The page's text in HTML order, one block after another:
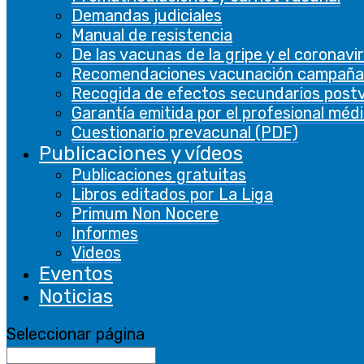
Demandas judiciales
Manual de resistencia
De las vacunas de la gripe y el
Recomendaciones vacunación
Recogida de efectos secundarios
Garantía emitida por el profesional
Cuestionario prevacunal (PDF)
Publicaciones y vídeos
Publicaciones gratuitas
Libros editados por La Liga
Primum Non Nocere
Informes
Videos
Eventos
Noticias
Seleccionar página
the category
"Necessary".
cookielawinfo-
checkbox-
performance
11 months
This cookie is
set by GDPR
Cookie
cookie is used